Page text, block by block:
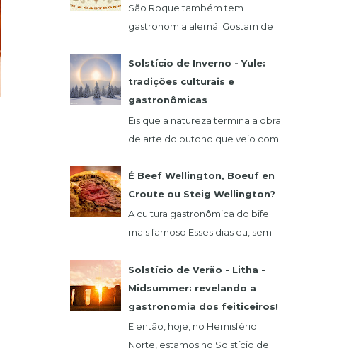
São Roque também tem
gastronomia alemã Gostam de
de um restaurante que fica na
região de São Roque, o qua...
Solstício de Inverno - Yule:
tradições culturais e
gastronômicas
Eis que a natureza termina a obra
de arte do outono que veio com
vermelho, laranja e amarelo. 21
de dezembro abre as...
É Beef Wellington, Boeuf en
Croute ou Steig Wellington?
A cultura gastronômica do bife
mais famoso Esses dias eu, sem
francês Claude Troisgros no qual
ele ensinava um a...
Solstício de Verão - Litha -
Midsummer: revelando a
gastronomia dos feiticeiros!
E então, hoje, no Hemisfério
Norte, estamos no Solstício de